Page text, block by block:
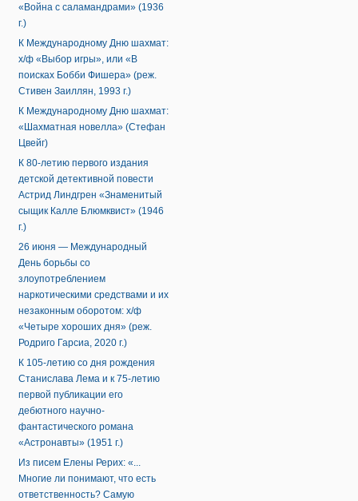
«Война с саламандрами» (1936
г.)
К Международному Дню шахмат:
х/ф «Выбор игры», или «В
поисках Бобби Фишера» (реж.
Стивен Заиллян, 1993 г.)
К Международному Дню шахмат:
«Шахматная новелла» (Стефан
Цвейг)
К 80-летию первого издания
детской детективной повести
Астрид Линдгрен «Знаменитый
сыщик Калле Блюмквист» (1946
г.)
26 июня — Международный
День борьбы со
злоупотреблением
наркотическими средствами и их
незаконным оборотом: х/ф
«Четыре хороших дня» (реж.
Родриго Гарсиа, 2020 г.)
К 105-летию со дня рождения
Станислава Лема и к 75-летию
первой публикации его
дебютного научно-
фантастического романа
«Астронавты» (1951 г.)
Из писем Елены Рерих: «...
Многие ли понимают, что есть
ответственность? Самую